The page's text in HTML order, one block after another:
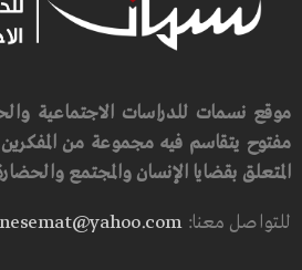
موقع نسمات للدراسات الاجتماعية
مفتوح يتقاسم فيه مجموعة من المفكرين
المتعلق بقضايا الإنسان والمجتمع
للتواصل معنا:nesemat@yahoo.com